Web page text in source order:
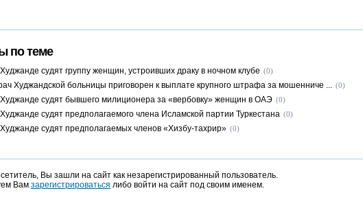
по теме
судят группу женщин, устроивших драку в ночном клубе (0)
Худжандской больницы приговорен к выплате крупного штрафа за мошенниче ... (0)
судят бывшего милиционера за «вербовку» женщин в ОАЭ (0)
судят предполагаемого члена Исламской партии Туркестана (0)
судят предполагаемых членов «Хизбу-тахрир» (0)
Вы зашли на сайт как незарегистрированный пользователь.
Вам зарегистрироваться либо войти на сайт под своим именем.